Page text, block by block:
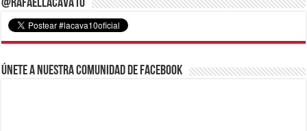
@RafaelLacava10
Únete a nuestra comunidad de Facebook